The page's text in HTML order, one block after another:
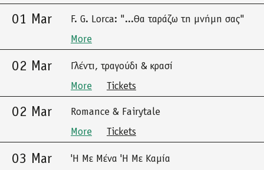
01 Mar
F. G. Lorca: "...Θα ταράζω τη μνήμη σας"
More
02 Mar
Γλέντι, τραγούδι & κρασί
More
Tickets
02 Mar
Romance & Fairytale
More
Tickets
03 Mar
'Η Με Μένα 'Η Με Καμία